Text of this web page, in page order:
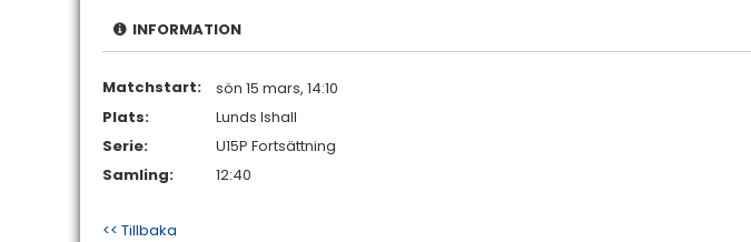
INFORMATION
Matchstart:
sön 15 mars, 14:10
Plats:
Lunds Ishall
Serie:
U15P Fortsättning
Samling:
12:40
<< Tillbaka